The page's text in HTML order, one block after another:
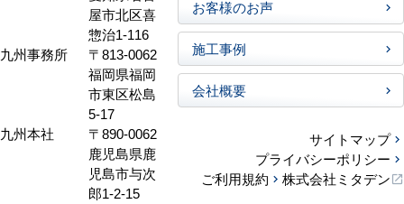
屋市北区喜
惣治1-116
九州事務所
〒813-0062
福岡県福岡
市東区松島
5-17
九州本社
〒890-0062
鹿児島県鹿
児島市与次
郎1-2-15
お客様のお声
施工事例
会社概要
サイトマップ
プライバシーポリシー
ご利用規約
株式会社ミタデン